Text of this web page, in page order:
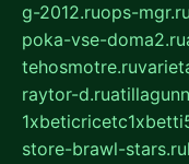
g-2012.ruops-mgr.ru
poka-vse-doma2.ru
tehosmotre.ru
raytor-d.ru
store-brawl-stars.ru